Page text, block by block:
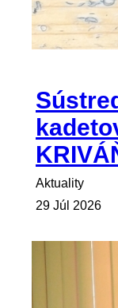
Aktuality
29 Júl 2026